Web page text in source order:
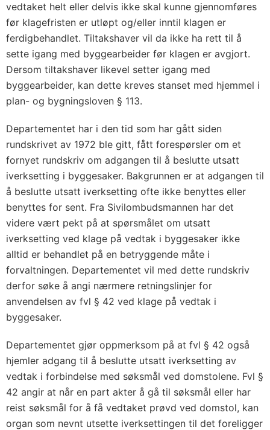
vedtaket helt eller delvis ikke skal kunne gjennomføres
før klagefristen er utløpt og/eller inntil klagen er
ferdigbehandlet. Tiltakshaver vil da ikke ha rett til å
sette igang med byggearbeider før klagen er avgjort.
Dersom tiltakshaver likevel setter igang med
byggearbeider, kan dette kreves stanset med hjemmel i
plan- og bygningsloven § 113.
Departementet har i den tid som har gått siden
rundskrivet av 1972 ble gitt, fått forespørsler om et
fornyet rundskriv om adgangen til å beslutte utsatt
iverksetting i byggesaker. Bakgrunnen er at adgangen til
å beslutte utsatt iverksetting ofte ikke benyttes eller
benyttes for sent. Fra Sivilombudsmannen har det
videre vært pekt på at spørsmålet om utsatt
iverksetting ved klage på vedtak i byggesaker ikke
alltid er behandlet på en betryggende måte i
forvaltningen. Departementet vil med dette rundskriv
derfor søke å angi nærmere retningslinjer for
anvendelsen av fvl § 42 ved klage på vedtak i
byggesaker.
Departementet gjør oppmerksom på at fvl § 42 også
hjemler adgang til å beslutte utsatt iverksetting av
vedtak i forbindelse med søksmål ved domstolene. Fvl §
42 angir at når en part akter å gå til søksmål eller har
reist søksmål for å få vedtaket prøvd ved domstol, kan
organ som nevnt utsette iverksettingen til det foreligger